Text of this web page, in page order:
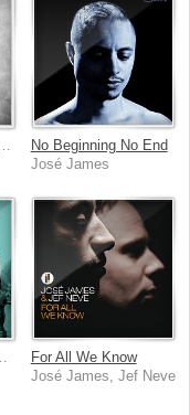
No Beginning No End
José James
Of Billie Holiday
For All We Know
José James, Jef Neve